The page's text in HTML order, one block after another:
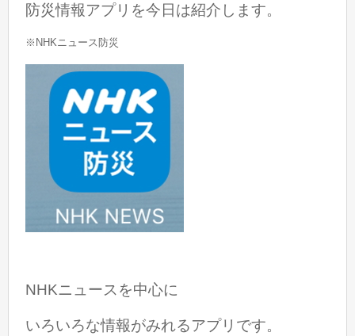
防災情報アプリを今日は紹介します。
※NHKニュース防災
NHKニュースを中心に
いろいろな情報がみれるアプリです。